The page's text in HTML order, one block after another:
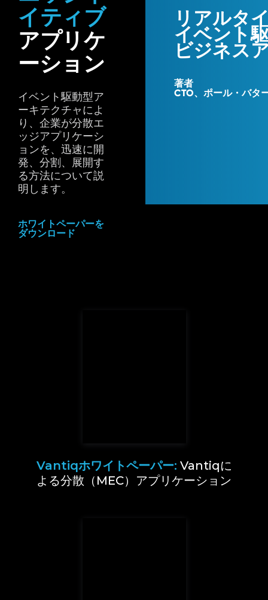
イティブ
アプリケ
ーション
イベント駆動型ア
ーキテクチャによ
り、企業が分散エ
ッジアプリケーシ
ョンを、迅速に開
発、分割、展開す
る方法について説
明します。
ホワイトペーパーを
ダウンロード
リアルタ
イベント
ビジネス
著者
CTO、ポール・バタ
Vantiqホワイトペーパー: Vantiqに
よる分散（MEC）アプリケーション